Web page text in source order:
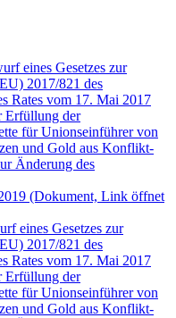
eines Gesetzes zur
2017/821 des
Rates vom 17. Mai 2017
Erfüllung der
für Unionseinführer von
und Gold aus Konflikt-
Änderung des
(Dokument, Link öffnet
eines Gesetzes zur
2017/821 des
Rates vom 17. Mai 2017
Erfüllung der
für Unionseinführer von
und Gold aus Konflikt-